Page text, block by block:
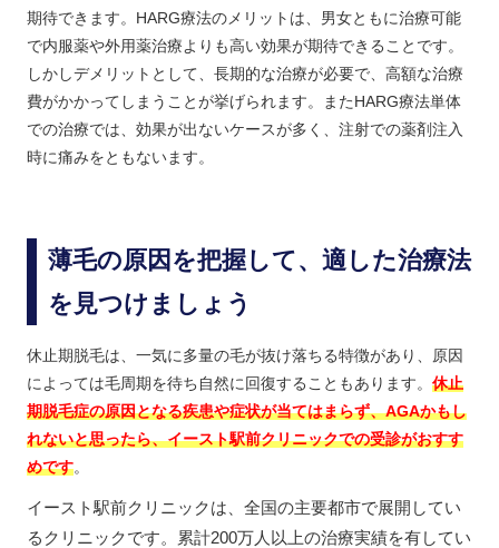
期待できます。HARG療法のメリットは、男女ともに治療可能
で内服薬や外用薬治療よりも高い効果が期待できることです。
しかしデメリットとして、長期的な治療が必要で、高額な治療
費がかかってしまうことが挙げられます。またHARG療法単体
での治療では、効果が出ないケースが多く、注射での薬剤注入
時に痛みをともないます。
薄毛の原因を把握して、適した治療法
を見つけましょう
休止期脱毛は、一気に多量の毛が抜け落ちる特徴があり、原因
によっては毛周期を待ち自然に回復することもあります。 休止
期脱毛症の原因となる疾患や症状が当てはまらず、AGAかもし
れないと思ったら、イースト駅前クリニックでの受診がおすす
めです。
イースト駅前クリニックは、全国の主要都市で展開してい
るクリニックです。累計200万人以上の治療実績を有してい